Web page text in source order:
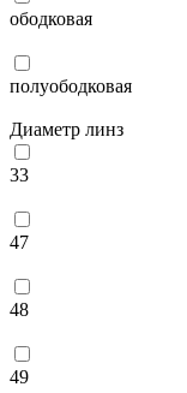
ободковая
полуободковая
Диаметр линз
33
47
48
49